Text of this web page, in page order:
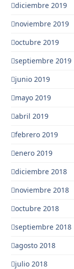
diciembre 2019
noviembre 2019
octubre 2019
septiembre 2019
junio 2019
mayo 2019
abril 2019
febrero 2019
enero 2019
diciembre 2018
noviembre 2018
octubre 2018
septiembre 2018
agosto 2018
julio 2018